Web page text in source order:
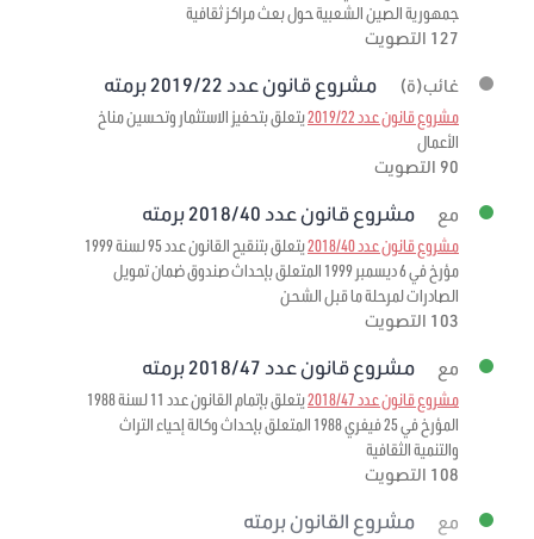
جمهورية الصين الشعبية حول بعث مراكز ثقافية
127 التصويت
غائب(ة) مشروع قانون عدد 2019/22 برمته
مشروع قانون عدد 2019/22
يتعلق بتحفيز الاستثمار وتحسين مناخ
الأعمال
90 التصويت
مع مشروع قانون عدد 2018/40 برمته
مشروع قانون عدد 2018/40
يتعلق بتنقيح القانون عدد 95 لسنة 1999
مؤرخ في 6 ديسمبر 1999 المتعلق بإحداث صندوق ضمان تمويل
الصادرات لمرحلة ما قبل الشحن
103 التصويت
مع مشروع قانون عدد 2018/47 برمته
مشروع قانون عدد 2018/47
يتعلق بإتمام القانون عدد 11 لسنة 1988
المؤرخ في 25 فيفري 1988 المتعلق بإحداث وكالة إحياء التراث
والتنمية الثقافية
108 التصويت
مع مشروع القانون برمته